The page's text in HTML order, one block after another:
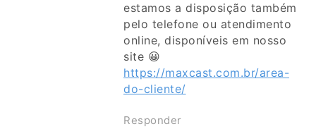
estamos a disposição também
pelo telefone ou atendimento
online, disponíveis em nosso
site 😀
https://maxcast.com.br/area-
do-cliente/
Responder